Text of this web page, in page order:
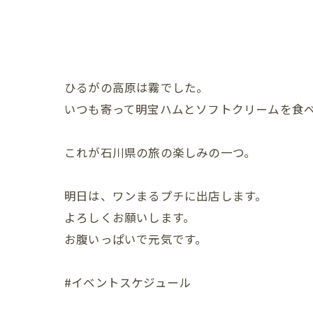
ひるがの高原は霧でした。
いつも寄って明宝ハムとソフトクリームを食
これが石川県の旅の楽しみの一つ。
明日は、ワンまるプチに出店します。
よろしくお願いします。
お腹いっぱいで元気です。
#イベントスケジュール